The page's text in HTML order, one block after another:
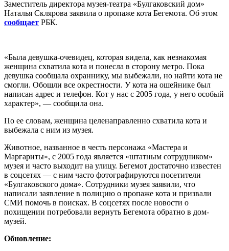
Заместитель директора музея-театра «Булгаковский дом»
Наталья Склярова заявила о пропаже кота Бегемота. Об этом
сообщает РБК.
«Была девушка-очевидец, которая видела, как незнакомая
женщина схватила кота и понесла в сторону метро. Пока
девушка сообщала охраннику, мы выбежали, но найти кота не
смогли. Обошли все окрестности. У кота на ошейнике был
написан адрес и телефон. Кот у нас с 2005 года, у него особый
характер», — сообщила она.
По ее словам, женщина целенаправленно схватила кота и
выбежала с ним из музея.
Животное, названное в честь персонажа «Мастера и
Маргариты», с 2005 года является «штатным сотрудником»
музея и часто выходит на улицу. Бегемот достаточно известен
в соцсетях — с ним часто фотографируются посетители
«Булгаковского дома». Сотрудники музея заявили, что
написали заявление в полицию о пропаже кота и призвали
СМИ помочь в поисках. В соцсетях после новости о
похищении потребовали вернуть Бегемота обратно в дом-
музей.
Обновление: